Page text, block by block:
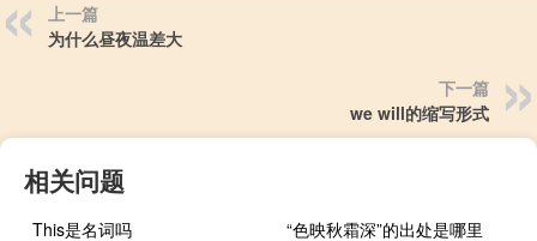
上一篇
为什么昼夜温差大
下一篇
we will的缩写形式
相关问题
This是名词吗 “色映秋霜深”的出处是哪里